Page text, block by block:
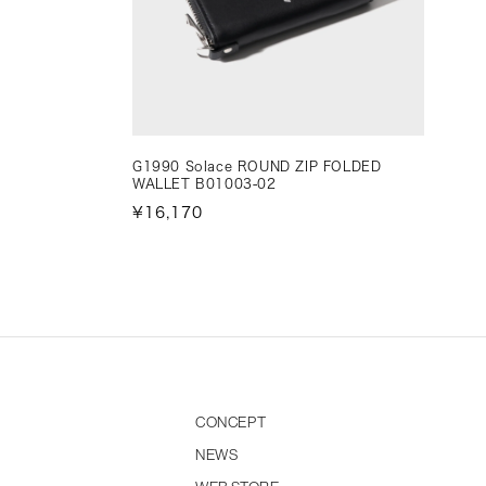
G1990 Solace ROUND ZIP FOLDED
WALLET B01003-02
¥16,170
CONCEPT
NEWS